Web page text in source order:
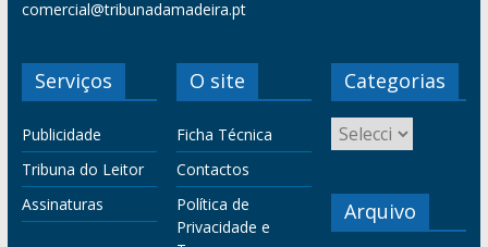
comercial@tribunadamadeira.pt
Serviços
Publicidade
Tribuna do Leitor
Assinaturas
O site
Ficha Técnica
Contactos
Política de
Privacidade e
Categorias
Arquivo